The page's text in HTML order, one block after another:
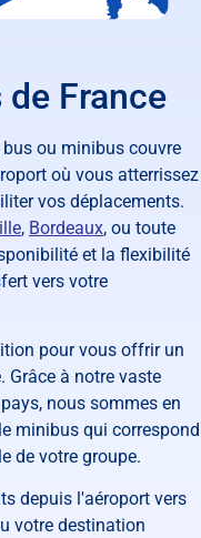
France
ou minibus couvre
où vous atterrissez
vos déplacements.
, Bordeaux, ou toute
et la flexibilité
vers votre
pour vous offrir un
Grâce à notre vaste
nous sommes en
minibus qui correspond
de votre groupe.
depuis l'aéroport vers
votre destination